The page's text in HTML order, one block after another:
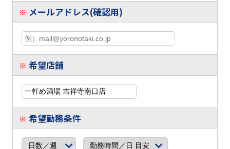
※ メールアドレス(確認用)
※ 希望店舗
※ 希望勤務条件